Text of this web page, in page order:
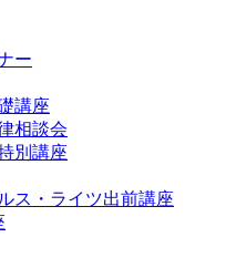
ー
講座
相談会
別講座
ス・ライツ出前講座